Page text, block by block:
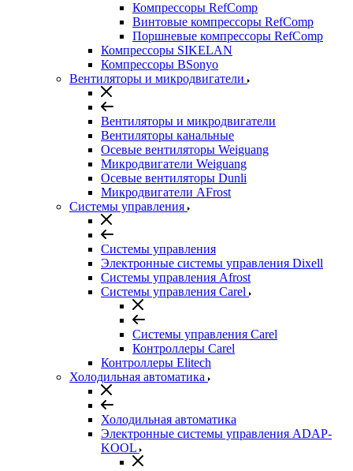
Компрессоры RefComp
Винтовые компрессоры RefComp
Поршневые компрессоры RefComp
Компрессоры SIKELAN
Компрессоры BSonyo
Вентиляторы и микродвигатели
Вентиляторы и микродвигатели
Вентиляторы канальные
Осевые вентиляторы Weiguang
Микродвигатели Weiguang
Осевые вентиляторы Dunli
Микродвигатели AFrost
Системы управления
Системы управления
Электронные системы управления Dixell
Системы управления Afrost
Системы управления Carel
Системы управления Carel
Контроллеры Carel
Контроллеры Elitech
Холодильная автоматика
Холодильная автоматика
Электронные системы управления ADAP-
KOOL